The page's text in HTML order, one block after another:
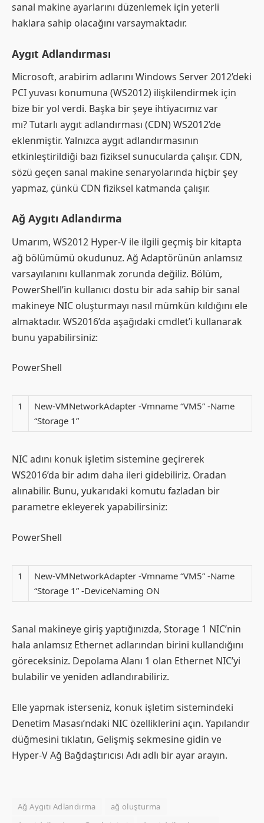
sanal makine ayarlarını düzenlemek için yeterli
haklara sahip olacağını varsaymaktadır.
Aygıt Adlandırması
Microsoft, arabirim adlarını Windows Server 2012’deki
PCI yuvası konumuna (WS2012) ilişkilendirmek için
bize bir yol verdi. Başka bir şeye ihtiyacımız var
mı? Tutarlı aygıt adlandırması (CDN) WS2012’de
eklenmiştir. Yalnızca aygıt adlandırmasının
etkinleştirildiği bazı fiziksel sunucularda çalışır. CDN,
sözü geçen sanal makine senaryolarında hiçbir şey
yapmaz, çünkü CDN fiziksel katmanda çalışır.
Ağ Aygıtı Adlandırma
Umarım, WS2012 Hyper-V ile ilgili geçmiş bir kitapta
ağ bölümümü okudunuz. Ağ Adaptörünün anlamsız
varsayılanını kullanmak zorunda değiliz. Bölüm,
PowerShell’in kullanıcı dostu bir ada sahip bir sanal
makineye NIC oluşturmayı nasıl mümkün kıldığını ele
almaktadır. WS2016’da aşağıdaki cmdlet’i kullanarak
bunu yapabilirsiniz:
PowerShell
1
New-VMNetworkAdapter -Vmname “VM5” -Name
“Storage 1”
NIC adını konuk işletim sistemine geçirerek
WS2016’da bir adım daha ileri gidebiliriz. Oradan
alınabilir. Bunu, yukarıdaki komutu fazladan bir
parametre ekleyerek yapabilirsiniz:
PowerShell
1
New-VMNetworkAdapter -Vmname “VM5” -Name
“Storage 1” -DeviceNaming ON
Sanal makineye giriş yaptığınızda, Storage 1 NIC’nin
hala anlamsız Ethernet adlarından birini kullandığını
göreceksiniz. Depolama Alanı 1 olan Ethernet NIC’yi
bulabilir ve yeniden adlandırabiliriz.
Elle yapmak isterseniz, konuk işletim sistemindeki
Denetim Masası’ndaki NIC özelliklerini açın. Yapılandır
düğmesini tıklatın, Gelişmiş sekmesine gidin ve
Hyper-V Ağ Bağdaştırıcısı Adı adlı bir ayar arayın.
Ağ Aygıtı Adlandırma
ağ oluşturma